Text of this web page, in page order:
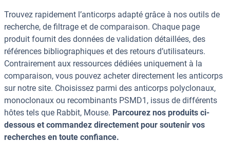
Trouvez rapidement l’anticorps adapté grâce à nos outils de
recherche, de filtrage et de comparaison. Chaque page
produit fournit des données de validation détaillées, des
références bibliographiques et des retours d’utilisateurs.
Contrairement aux ressources dédiées uniquement à la
comparaison, vous pouvez acheter directement les anticorps
sur notre site. Choisissez parmi des anticorps polyclonaux,
monoclonaux ou recombinants PSMD1, issus de différents
hôtes tels que Rabbit, Mouse. Parcourez nos produits ci-
dessous et commandez directement pour soutenir vos
recherches en toute confiance.